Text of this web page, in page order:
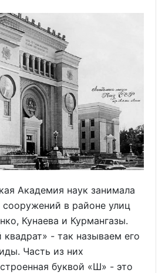
Академия наук занимала
в районе улиц
Кунаева и Курмангазы.
- так называем его
Часть из них
буквой «Ш» - это